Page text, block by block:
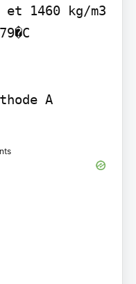
et 1460 kg/m3
A